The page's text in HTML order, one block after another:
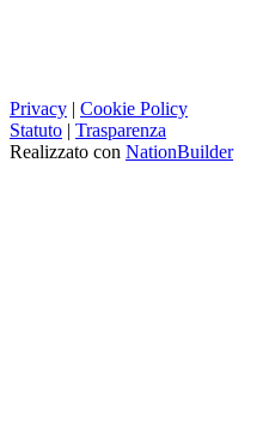
Privacy | Cookie Policy
Statuto | Trasparenza
Realizzato con NationBuilder